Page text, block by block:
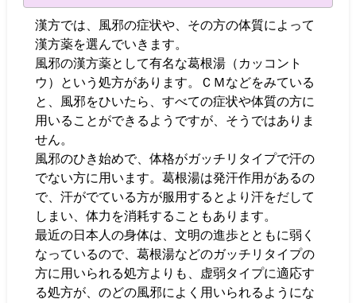
漢方では、風邪の症状や、その方の体質によって
漢方薬を選んでいきます。
風邪の漢方薬として有名な葛根湯（カッコント
ウ）という処方があります。ＣＭなどをみている
と、風邪をひいたら、すべての症状や体質の方に
用いることができるようですが、そうではありま
せん。
風邪のひき始めで、体格がガッチリタイプで汗の
でない方に用います。葛根湯は発汗作用があるの
で、汗がでている方が服用するとより汗をだして
しまい、体力を消耗することもあります。
最近の日本人の身体は、文明の進歩とともに弱く
なっているので、葛根湯などのガッチリタイプの
方に用いられる処方よりも、虚弱タイプに適応す
る処方が、のどの風邪によく用いられるようにな